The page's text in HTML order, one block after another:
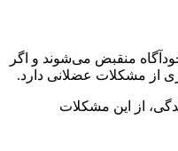
منقبض می‌شوند و اگر
از مشکلات عضلانی دارد.
از این مشکلات